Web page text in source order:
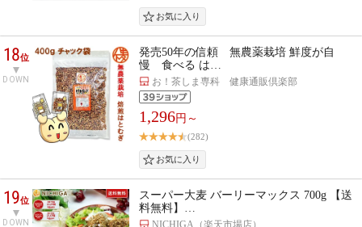
18位
DOWN
発売50年の信頼 無農薬栽培 鮮度が自
慢 食べる は…
お！茶しま専科 健康通販倶楽部
1,296円～
(282)
19位
DOWN
スーパー大麦 バーリーマックス 700g 【送
料無料】…
NICHIGA（楽天市場店）